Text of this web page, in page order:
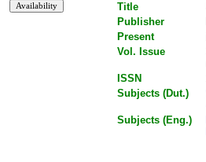
Title
Publisher
Present
Vol. Issue
ISSN
Subjects (Dut.)
Subjects (Eng.)